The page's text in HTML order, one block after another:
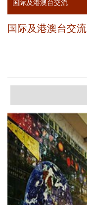
国际及港澳台交流
国际及港澳台交流